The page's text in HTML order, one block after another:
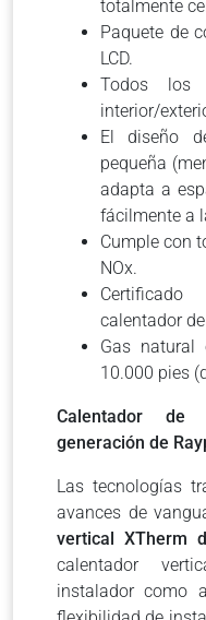
totalmente
Paquete de
LCD.
Todos los
interior/
El diseño
pequeña
adapta a
fácilmente a
Cumple con
NOx.
calentador
Gas natural
10.000 pies
Calentador de
generación de
Las tecnologías
avances de
vertical XTherm
calentador
instalador como